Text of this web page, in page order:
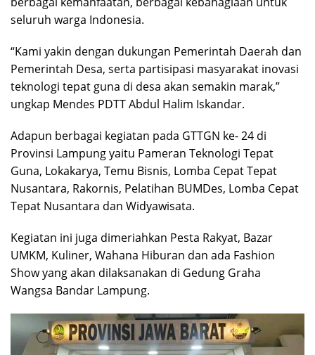
seluruh warga Indonesia.
“Kami yakin dengan dukungan Pemerintah Daerah dan
Pemerintah Desa, serta partisipasi masyarakat inovasi
teknologi tepat guna di desa akan semakin marak,”
ungkap Mendes PDTT Abdul Halim Iskandar.
Adapun berbagai kegiatan pada GTTGN ke- 24 di
Provinsi Lampung yaitu Pameran Teknologi Tepat
Guna, Lokakarya, Temu Bisnis, Lomba Cepat Tepat
Nusantara, Rakornis, Pelatihan BUMDes, Lomba Cepat
Tepat Nusantara dan Widyawisata.
Kegiatan ini juga dimeriahkan Pesta Rakyat, Bazar
UMKM, Kuliner, Wahana Hiburan dan ada Fashion
Show yang akan dilaksanakan di Gedung Graha
Wangsa Bandar Lampung.